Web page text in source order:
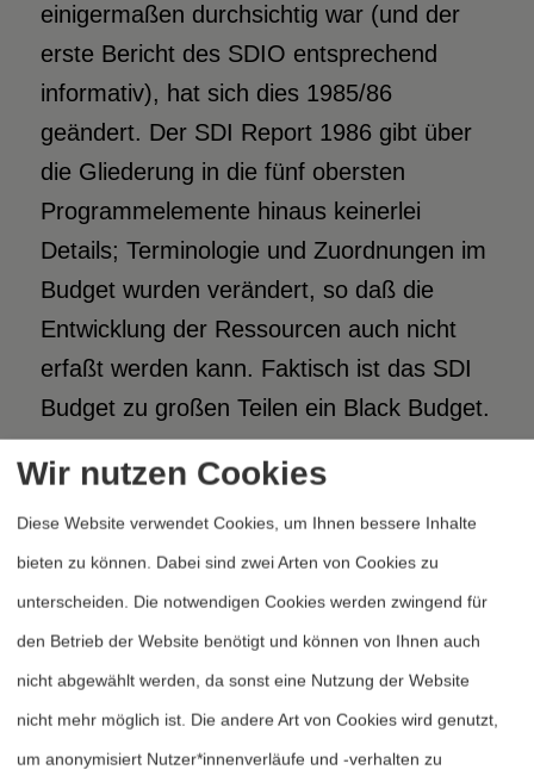
einigermaßen durchsichtig war (und der
erste Bericht des SDIO entsprechend
informativ), hat sich dies 1985/86
geändert. Der SDI Report 1986 gibt über
die Gliederung in die fünf obersten
Programmelemente hinaus keinerlei
Details; Terminologie und Zuordnungen im
Budget wurden verändert, so daß die
Entwicklung der Ressourcen auch nicht
erfaßt werden kann. Faktisch ist das SDI
Budget zu großen Teilen ein Black Budget.
b) Ähnliches gilt für die gesetzlichen
Grundlagen. Die SDI-Verträge mit den
Alliierten (England, BRD, Israel, Japan)
sind geheim bzw. wie im Falle des
„Memorandum of Understanding“ mit
Großbritannien sogar „top secret“. Nicht
nur die SDI Regierungsverträge, auch die
einzelnen SDI Vertragsmuster werden
Wir nutzen Cookies
Diese Website verwendet Cookies, um Ihnen bessere Inhalte
bieten zu können. Dabei sind zwei Arten von Cookies zu
unterscheiden. Die notwendigen Cookies werden zwingend für
den Betrieb der Website benötigt und können von Ihnen auch
nicht abgewählt werden, da sonst eine Nutzung der Website
nicht mehr möglich ist. Die andere Art von Cookies wird genutzt,
um anonymisiert Nutzer*innenverläufe und -verhalten zu